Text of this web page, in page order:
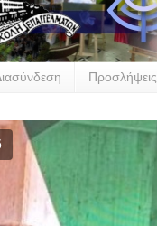
Προσλήψεις